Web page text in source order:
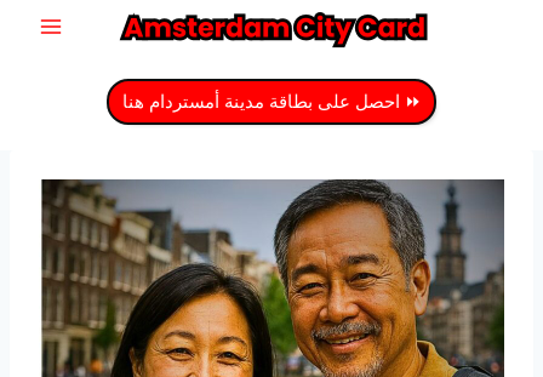
⏩ احصل على بطاقة مدينة أمستردام هنا